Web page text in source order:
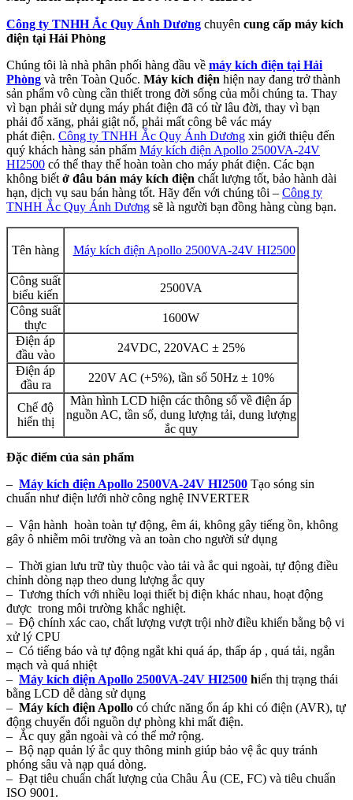
Công ty TNHH Ắc Quy Ánh Dương chuyên cung cấp máy kích
điện tại Hải Phòng
Chúng tôi là nhà phân phối hàng đầu về máy kích điện tại Hải
Phòng và trên Toàn Quốc. Máy kích điện hiện nay đang trở thành
sản phẩm vô cùng cần thiết trong đời sống của mỗi chúng ta. Thay
vì bạn phải sử dụng máy phát điện đã có từ lâu đời, thay vì bạn
phải đổ xăng, phải giật nổ, phải mất công bê vác máy
phát điện. Công ty TNHH Ắc Quy Ánh Dương xin giới thiệu đến
quý khách hàng sản phẩm Máy kích điện Apollo 2500VA-24V
HI2500 có thể thay thế hoàn toàn cho máy phát điện. Các bạn
không biết ở đâu bán máy kích điện chất lượng tốt, bảo hành dài
hạn, dịch vụ sau bán hàng tốt. Hãy đến với chúng tôi – Công ty
TNHH Ắc Quy Ánh Dương sẽ là người bạn đồng hàng cùng bạn.
Tên hàng Máy kích điện Apollo 2500VA-24V HI2500
Công suất
biểu kiến
2500VA
Công suất
thực
1600W
Điện áp
đầu vào
24VDC, 220VAC ± 25%
Điện áp
đầu ra
220V AC (+5%), tần số 50Hz ± 10%
Chế độ
hiển thị
Màn hình LCD hiện các thông số về điện áp
nguồn AC, tần số, dung lượng tải, dung lượng
ắc quy
Đặc điểm của sản phẩm
– Máy kích điện Apollo 2500VA-24V HI2500 Tạo sóng sin
chuẩn như điện lưới nhờ công nghệ INVERTER
– Vận hành hoàn toàn tự động, êm ái, không gây tiếng ồn, không
gây ô nhiễm môi trường và an toàn cho người sử dụng
– Thời gian lưu trữ tùy thuộc vào tải và ắc qui ngoài, tự động điều
chỉnh dòng nạp theo dung lượng ắc quy
– Tương thích với nhiều loại thiết bị điện khác nhau, hoạt động
được trong môi trường khắc nghiệt.
– Độ chính xác cao, chất lượng vượt trội nhờ điều khiển bằng bộ vi
xử lý CPU
– Có tiếng báo và tự động ngắt khi quá áp, thấp áp , quá tải, ngắn
mạch và quá nhiệt
– Máy kích điện Apollo 2500VA-24V HI2500 hiển thị trạng thái
bằng LCD dễ dàng sử dụng
– Máy kích điện Apollo có chức năng ổn áp khi có điện (AVR), tự
động chuyển đổi nguồn dự phòng khi mất điện.
– Ắc quy gắn ngoài và có thể mở rộng.
– Bộ nạp quản lý ắc quy thông minh giúp bảo vệ ắc quy tránh
phóng sâu và nạp quá dòng.
– Đạt tiêu chuẩn chất lượng của Châu Âu (CE, FC) và tiêu chuẩn
ISO 9001.